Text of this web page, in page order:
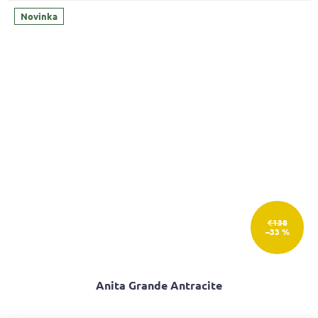
5
Novinka
€138
–33 %
Anita Grande Antracite